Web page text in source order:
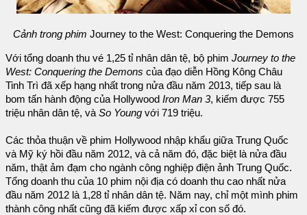
Cảnh trong phim Journey to the West: Conquering the Demons
Với tổng doanh thu vé 1,25 tỉ nhân dân tệ, bộ phim Journey to the
West: Conquering the Demons của đạo diễn Hồng Kông Châu
Tinh Trì đã xếp hạng nhất trong nửa đầu năm 2013, tiếp sau là
bom tấn hành động của Hollywood Iron Man 3, kiếm được 755
triệu nhân dân tệ, và So Young với 719 triệu.
Các thỏa thuận về phim Hollywood nhập khẩu giữa Trung Quốc
và Mỹ ký hồi đầu năm 2012, và cả năm đó, đặc biệt là nửa đầu
năm, thật ảm đạm cho ngành công nghiệp điện ảnh Trung Quốc.
Tổng doanh thu của 10 phim nội địa có doanh thu cao nhất nửa
đầu năm 2012 là 1,28 tỉ nhân dân tệ. Năm nay, chỉ một mình phim
thành công nhất cũng đã kiếm được xấp xỉ con số đó.